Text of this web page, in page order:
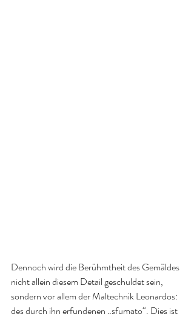
Dennoch wird die Berühmtheit des Gemäldes
nicht allein diesem Detail geschuldet sein,
sondern vor allem der Maltechnik Leonardos:
des durch ihn erfundenen „sfumato“. Dies ist